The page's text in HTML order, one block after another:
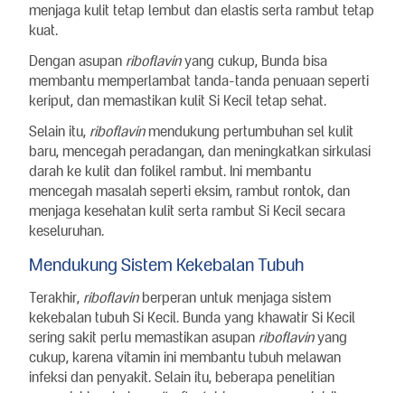
menjaga kulit tetap lembut dan elastis serta rambut tetap
kuat.
Dengan asupan riboflavinyang cukup, Bunda bisa
membantu memperlambat tanda-tanda penuaan seperti
keriput, dan memastikan kulit Si Kecil tetap sehat.
Selain itu, riboflavinmendukung pertumbuhan sel kulit
baru, mencegah peradangan, dan meningkatkan sirkulasi
darah ke kulit dan folikel rambut. Ini membantu
mencegah masalah seperti eksim, rambut rontok, dan
menjaga kesehatan kulit serta rambut Si Kecil secara
keseluruhan.
Mendukung Sistem Kekebalan Tubuh
Terakhir, riboflavinberperan untuk menjaga sistem
kekebalan tubuh Si Kecil. Bunda yang khawatir Si Kecil
sering sakit perlu memastikan asupan riboflavinyang
cukup, karena vitamin ini membantu tubuh melawan
infeksi dan penyakit. Selain itu, beberapa penelitian